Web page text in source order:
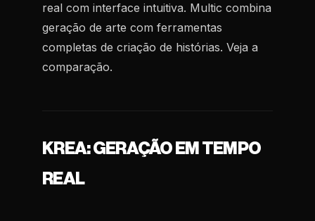
real com interface intuitiva. Multic combina
geração de arte com ferramentas
completas de criação de histórias. Veja a
comparação.
KREA: GERAÇÃO EM TEMPO
REAL